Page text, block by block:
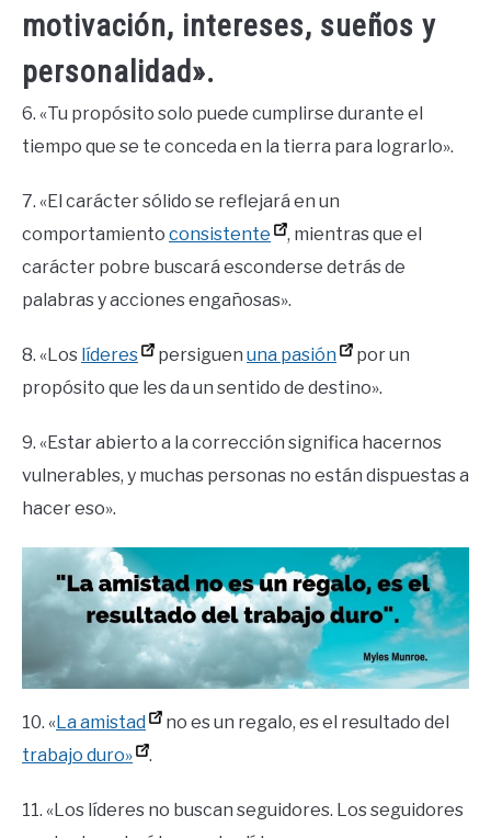
motivación, intereses, sueños y
personalidad».
6. «Tu propósito solo puede cumplirse durante el
tiempo que se te conceda en la tierra para lograrlo».
7. «El carácter sólido se reflejará en un
comportamiento consistente
, mientras que el
carácter pobre buscará esconderse detrás de
palabras y acciones engañosas».
8. «Los líderes persiguen una pasión
por un
propósito que les da un sentido de destino».
9. «Estar abierto a la corrección significa hacernos
vulnerables, y muchas personas no están dispuestas a
hacer eso».
10. «La amistad
no es un regalo, es el resultado del
trabajo duro»
.
11. «Los líderes no buscan seguidores. Los seguidores